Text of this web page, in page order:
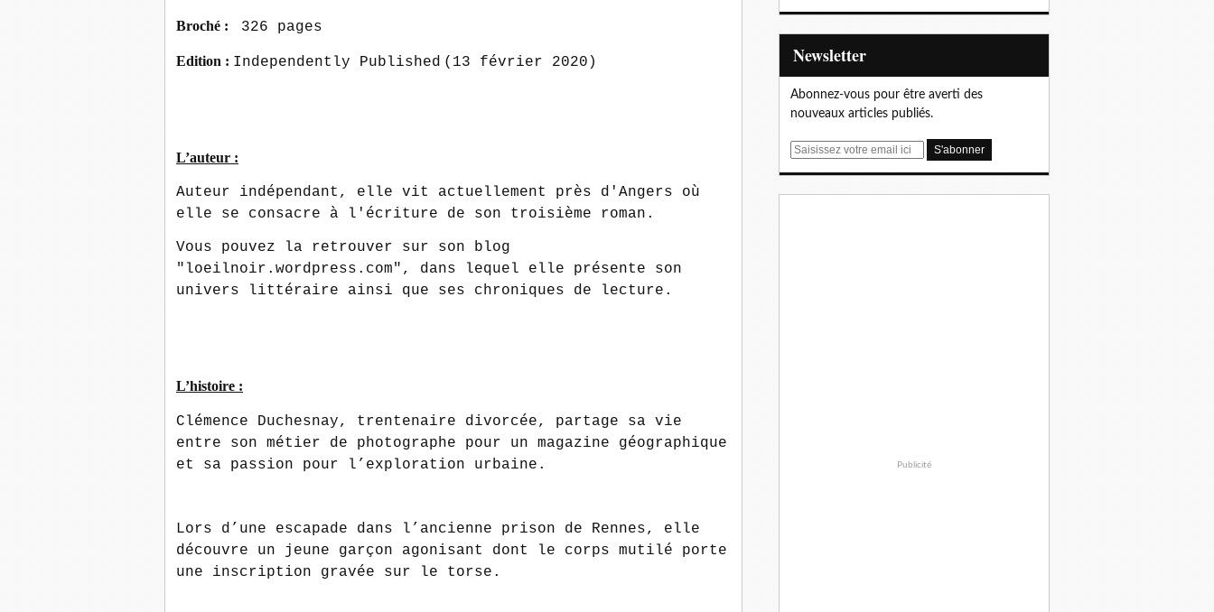
Broché : 326 pages
Edition : Independently Published (13 février 2020)
L’auteur :
Auteur indépendant, elle vit actuellement près d'Angers où
elle se consacre à l'écriture de son troisième roman.
Vous pouvez la retrouver sur son blog
"loeilnoir.wordpress.com", dans lequel elle présente son
univers littéraire ainsi que ses chroniques de lecture.
L’histoire :
Clémence Duchesnay, trentenaire divorcée, partage sa vie
entre son métier de photographe pour un magazine géographique
et sa passion pour l’exploration urbaine.
Lors d’une escapade dans l’ancienne prison de Rennes, elle
découvre un jeune garçon agonisant dont le corps mutilé porte
une inscription gravée sur le torse.
Newsletter
Abonnez-vous pour être averti des
nouveaux articles publiés.
E
Publicité